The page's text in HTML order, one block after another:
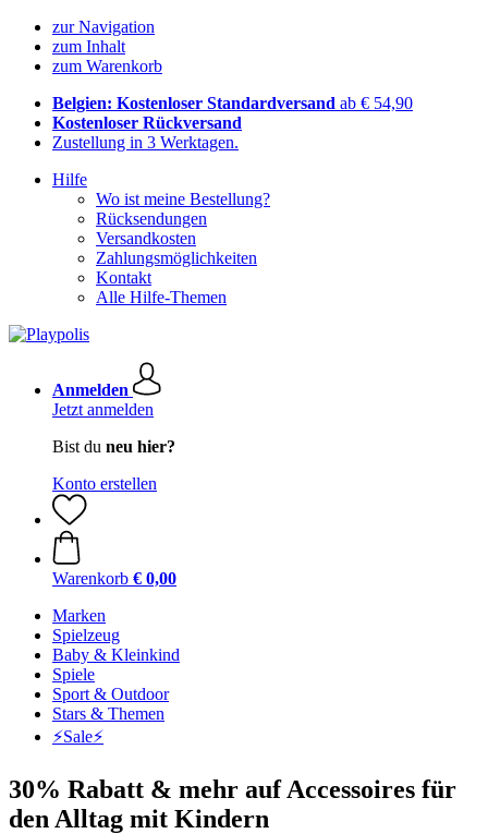
zur Navigation
zum Inhalt
zum Warenkorb
Belgien: Kostenloser Standardversand ab € 54,90
Kostenloser Rückversand
Zustellung in 3 Werktagen.
Hilfe
Wo ist meine Bestellung?
Rücksendungen
Versandkosten
Zahlungsmöglichkeiten
Kontakt
Alle Hilfe-Themen
Anmelden
Jetzt anmelden
Bist du neu hier?
Konto erstellen
Warenkorb € 0,00
Marken
Spielzeug
Baby & Kleinkind
Spiele
Sport & Outdoor
Stars & Themen
⚡️Sale⚡️
30% Rabatt & mehr auf Accessoires für
den Alltag mit Kindern